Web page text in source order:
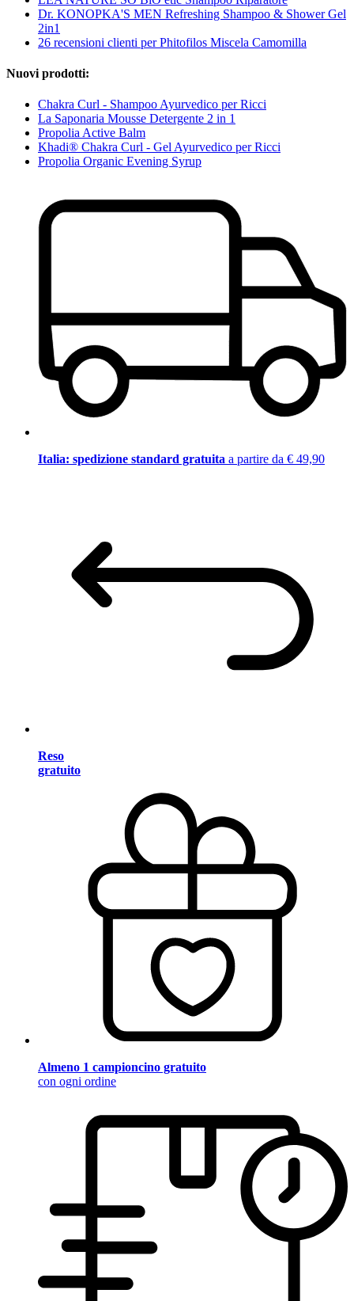
Dr. KONOPKA'S MEN Refreshing Shampoo & Shower Gel
2in1
26 recensioni clienti per Phitofilos Miscela Camomilla
Nuovi prodotti:
Chakra Curl - Shampoo Ayurvedico per Ricci
La Saponaria Mousse Detergente 2 in 1
Propolia Active Balm
Khadi® Chakra Curl - Gel Ayurvedico per Ricci
Propolia Organic Evening Syrup
Italia: spedizione standard gratuita a partire da € 49,90
Reso
gratuito
Almeno 1 campioncino gratuito
con ogni ordine